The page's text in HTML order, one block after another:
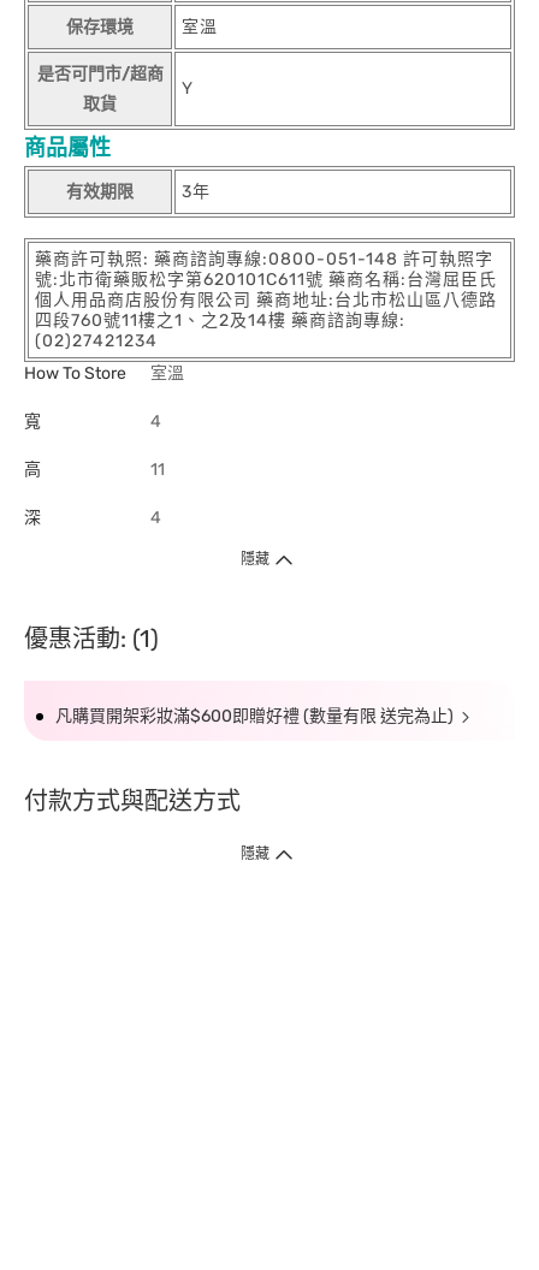
保存環境 室溫
是否可門市/超商
取貨
Y
商品屬性
有效期限 3年
藥商許可執照: 藥商諮詢專線:0800-051-148 許可執照字
號:北市衛藥販松字第620101C611號 藥商名稱:台灣屈臣氏
個人用品商店股份有限公司 藥商地址:台北市松山區八德路
四段760號11樓之1、之2及14樓 藥商諮詢專線:
(02)27421234
How To Store
室溫
寬 4
高 11
深 4
隱藏
優惠活動: (1)
凡購買開架彩妝滿$600即贈好禮 (數量有限 送完為止)
付款方式與配送方式
隱藏